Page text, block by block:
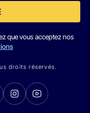
que vous acceptez nos
droits réservés.